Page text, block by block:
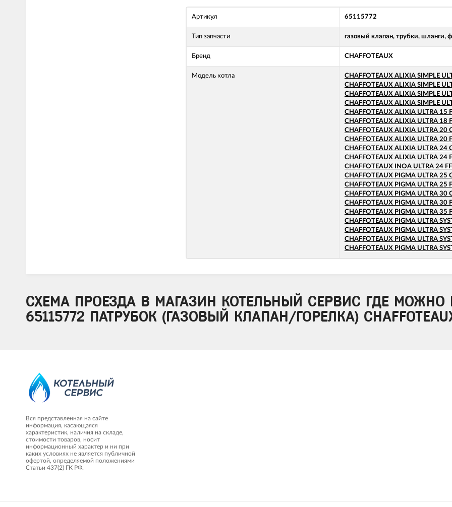
Артикул 65115772
Тип запчасти газовый клапан, трубки, шланги,
Бренд CHAFFOTEAUX
Модель котла
CHAFFOTEAUX ALIXIA SIMPLE
CHAFFOTEAUX ALIXIA SIMPLE
CHAFFOTEAUX ALIXIA SIMPLE
CHAFFOTEAUX ALIXIA SIMPLE
CHAFFOTEAUX ALIXIA ULTRA 15
CHAFFOTEAUX ALIXIA ULTRA 18
CHAFFOTEAUX ALIXIA ULTRA 20
CHAFFOTEAUX ALIXIA ULTRA 20
CHAFFOTEAUX ALIXIA ULTRA 24
CHAFFOTEAUX ALIXIA ULTRA 24
CHAFFOTEAUX INOA ULTRA 24 FF
CHAFFOTEAUX PIGMA ULTRA 25
CHAFFOTEAUX PIGMA ULTRA 25
CHAFFOTEAUX PIGMA ULTRA 30
CHAFFOTEAUX PIGMA ULTRA 30
CHAFFOTEAUX PIGMA ULTRA 35
CHAFFOTEAUX PIGMA ULTRA
CHAFFOTEAUX PIGMA ULTRA
CHAFFOTEAUX PIGMA ULTRA
CHAFFOTEAUX PIGMA ULTRA
СХЕМА ПРОЕЗДА В МАГАЗИН КОТЕЛЬНЫЙ СЕРВИС ГДЕ МОЖНО
65115772 ПАТРУБОК (ГАЗОВЫЙ КЛАПАН/ГОРЕЛКА)
Вся представленная на сайте
информация, касающаяся
характеристик, наличия на складе,
стоимости товаров, носит
информационный характер и ни при
каких условиях не является публичной
офертой, определяемой положениями
Статьи 437(2) ГК РФ.